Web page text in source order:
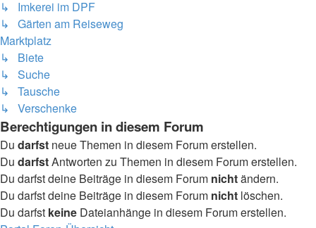
↳ Imkerei im DPF
↳ Gärten am Reiseweg
Marktplatz
↳ Biete
↳ Suche
↳ Tausche
↳ Verschenke
Berechtigungen in diesem Forum
Du darfst neue Themen in diesem Forum erstellen.
Du darfstAntworten zu Themen in diesem Forum erstellen.
Du darfst deine Beiträge in diesem Forum nichtändern.
Du darfst deine Beiträge in diesem Forum nicht löschen.
Du darfst keine Dateianhänge in diesem Forum erstellen.